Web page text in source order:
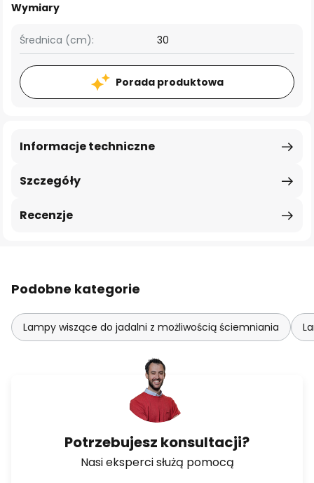
Wymiary
Średnica (cm): 30
Porada produktowa
Szczegóły
Informacje techniczne
Recenzje
Podobne kategorie
Lampy wiszące do jadalni z możliwością ściemniania
Potrzebujesz konsultacji?
Nasi eksperci służą pomocą